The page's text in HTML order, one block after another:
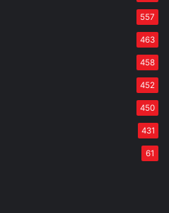
557
463
458
452
450
431
61